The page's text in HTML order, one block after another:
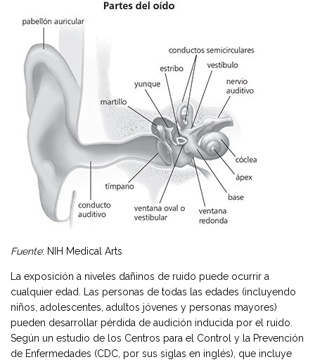
Fuente: NIH Medical Arts
La exposición a niveles dañinos de ruido puede ocurrir a
cualquier edad. Las personas de todas las edades (incluyendo
niños, adolescentes, adultos jóvenes y personas mayores)
pueden desarrollar pérdida de audición inducida por el ruido.
Según un estudio de los Centros para el Control y la Prevención
de Enfermedades (CDC, por sus siglas en inglés), que incluye